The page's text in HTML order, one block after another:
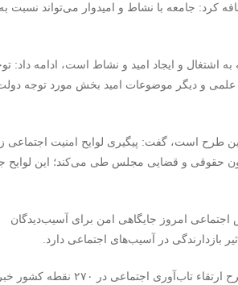
کرد: جامعه با نشاط و امیدوار می‌تواند نسبت به
اشتغال و ایجاد امید و نشاط است، ادامه داد:
علمی و دیگر موضوعات امید بخش مورد توجه
طرح است، گفت: پیگیری لوایح امنیت اجتماعی
حقوقی و قضایی مجلس طی می‌کند؛ این لوایح
امروز جایگاهی امن برای آسیب‌دیدگان
بازدارندگی در آسیب‌های اجتماعی دارد.
ابتکار با بیان اینکه موضوع اعتیاد یک معضل جهانی است، از اجرایی شدن طرح ارتقاء تاب‌آوری اجتماعی در ۲۷۰ نقطه‌ کشور خبر